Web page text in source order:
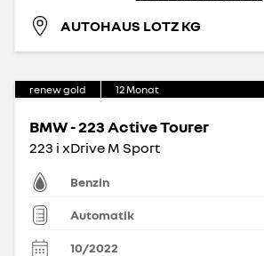
AUTOHAUS LOTZ KG
renew gold 12Monat
BMW - 223 Active Tourer
223 i xDrive M Sport
Benzin
Automatik
10/2022